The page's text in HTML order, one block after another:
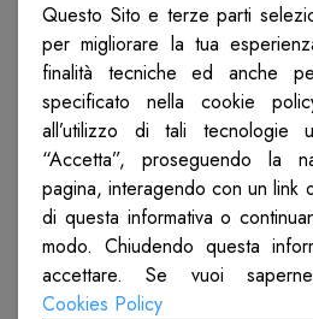
Milano
Sondrio
Questo Sito e terze parti
per migliorare la tua
finalità tecniche ed anche
specificato nella cookie
all’utilizzo di tali tecnologie
“Accetta”, proseguendo la
pagina, interagendo con un link
di questa informativa o
modo. Chiudendo questa
accettare. Se vuoi
Cookies Policy